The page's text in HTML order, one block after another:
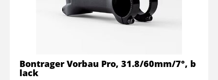
Bontrager Vorbau Pro, 31.8/60mm/7°, b
lack